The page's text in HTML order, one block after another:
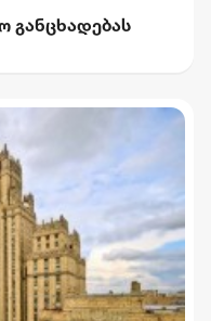
განცხადებას